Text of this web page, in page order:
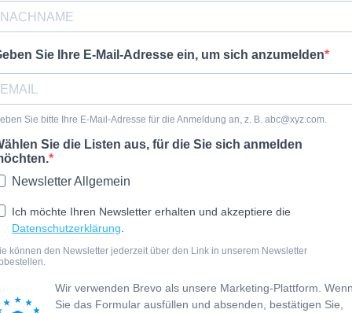
Sie Ihre E-Mail-Adresse ein, um sich anzumelden
Sie bitte Ihre E-Mail-Adresse für die Anmeldung an, z. B. abc@xyz.com.
Sie die Listen aus, für die Sie sich anmelden
Newsletter Allgemein
Ich möchte Ihren Newsletter erhalten und akzeptiere die
Datenschutzerklärung
können den Newsletter jederzeit über den Link in unserem Newsletter
Wir verwenden Brevo als unsere Marketing-Plattform.
Sie das Formular ausfüllen und absenden, bestätigen Sie,